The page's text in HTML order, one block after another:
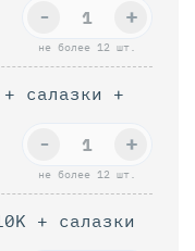
не более 12 шт.
+
-
+ салазки +
не более 12 шт.
+
-
+ салазки